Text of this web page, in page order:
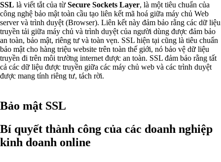
SSL là viết tắt của từ Secure Sockets Layer, là một tiêu chuẩn của
công nghệ bảo mật toàn cầu tạo liên kết mã hoá giữa máy chủ Web
server và trình duyệt (Browser). Liên kết này đảm bảo rằng các dữ liệu
truyền tải giữa máy chủ và trình duyệt của người dùng được đảm bảo
an toàn, bảo mật, riêng tư và toàn vẹn. SSL hiện tại cũng là tiêu chuẩn
bảo mật cho hàng triệu website trên toàn thế giới, nó bảo vệ dữ liệu
truyền đi trên môi trường internet được an toàn. SSL đảm bảo rằng tất
cả các dữ liệu được truyền giữa các máy chủ web và các trình duyệt
được mang tính riêng tư, tách rời.
Bảo mật SSL
Bí quyết thành công của các doanh nghiệp
kinh doanh online